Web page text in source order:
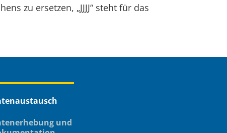
zu ersetzen, „JJJJ“ steht für das
und